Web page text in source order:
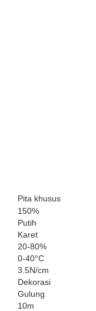
Pita khusus
150%
Putih
Karet
20-80%
0-40°C
3.5N/cm
Dekorasi
Gulung
10m